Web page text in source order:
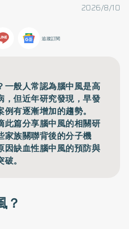
2026/8/10
追蹤訂閱
一般人常認為腦中風是高
，但近年研究發現，早發
有逐漸增加的趨勢。
此篇分享腦中風的相關研
家族關聯背後的分子機
因缺血性腦中風的預防與
。
？